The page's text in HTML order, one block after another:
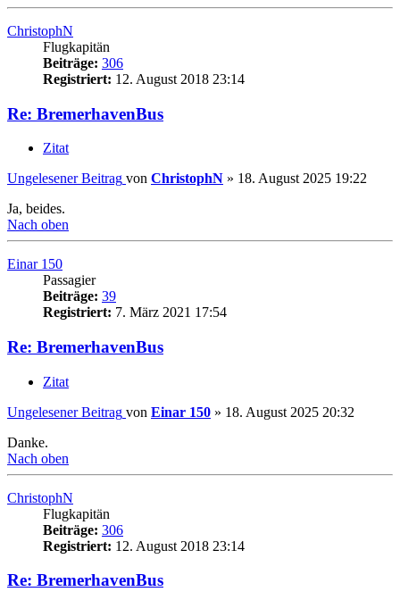
ChristophN
Flugkapitän
Beiträge: 306
Registriert: 12. August 2018 23:14
Re: BremerhavenBus
Zitat
Ungelesener Beitrag von ChristophN » 18. August 2025 19:22
Ja, beides.
Nach oben
Einar 150
Passagier
Beiträge: 39
Registriert: 7. März 2021 17:54
Re: BremerhavenBus
Zitat
Ungelesener Beitrag von Einar 150 » 18. August 2025 20:32
Danke.
Nach oben
ChristophN
Flugkapitän
Beiträge: 306
Registriert: 12. August 2018 23:14
Re: BremerhavenBus